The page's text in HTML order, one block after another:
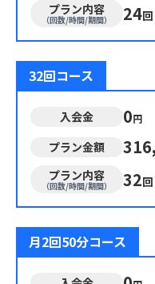
プラン内容
（回数/時間/期間） 24回
32回コース
入会金 0円
プラン金額
プラン内容
（回数/時間/期間） 32回
月2回50分コース